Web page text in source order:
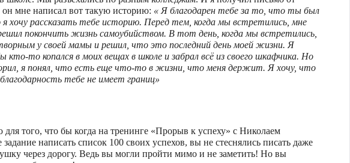
он мне написал вот такую историю: « Я благодарен тебе за то, что ты был
хочу рассказать тебе историю. Перед тем, когда мы встретились, мне
покончить жизнь самоубийством. В тот день, когда мы встретились,
у своей мамы и решил, что это последний день моей жизни. Я
кто-то копался в моих вещах в школе и забрал всё из своего шкафчика. Но
я понял, что есть еще что-то в жизни, что меня держит. Я хочу, что
тебе не имеет границ»
для того, что бы когда на тренинге «Прорыв к успеху» с Николаем
написать список 100 своих успехов, вы не стеснялись писать даже
через дорогу. Ведь вы могли пройти мимо и не заметить! Но вы